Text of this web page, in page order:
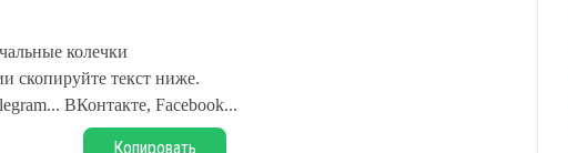
колечки
скопируйте текст ниже.
ВКонтакте, Facebook...
Копировать